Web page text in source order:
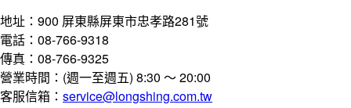
地址：900 屏東縣屏東市忠孝路281號
電話：08-766-9318
傳真：08-766-9325
營業時間：(週一至週五) 8:30 ～ 20:00
客服信箱： service@longshing.com.tw